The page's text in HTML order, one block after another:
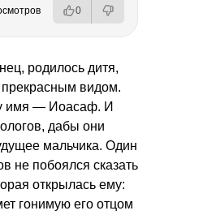
0
родилось дитя,
видом.
имя — Иоасаф. И
дабы они
мальчика. Один
не побоялся сказать
открылась ему:
гонимую его отцом